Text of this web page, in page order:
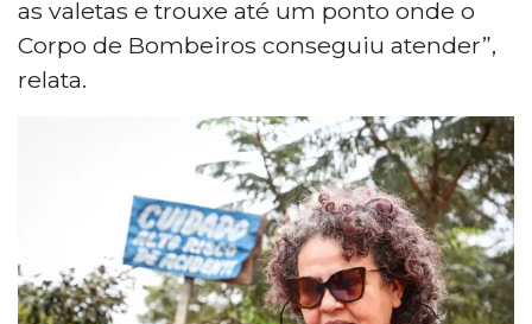
as valetas e trouxe até um ponto onde o
Corpo de Bombeiros conseguiu atender”,
relata.